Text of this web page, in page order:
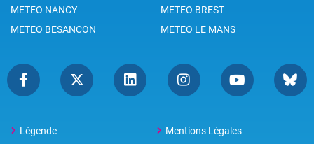
METEO NANCY
METEO BREST
METEO BESANCON
METEO LE MANS
Légende
Mentions Légales